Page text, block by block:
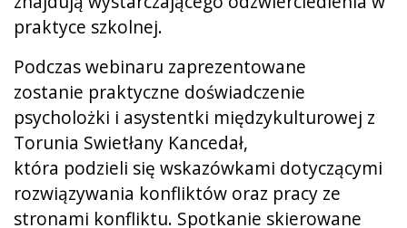
praktyce szkolnej.
Podczas webinaru zaprezentowane
zostanie praktyczne doświadczenie
psycholożki i asystentki międzykulturowej z
Torunia Swietłany Kancedał,
która podzieli się wskazówkami dotyczącymi
rozwiązywania konfliktów oraz pracy ze
stronami konfliktu. Spotkanie skierowane